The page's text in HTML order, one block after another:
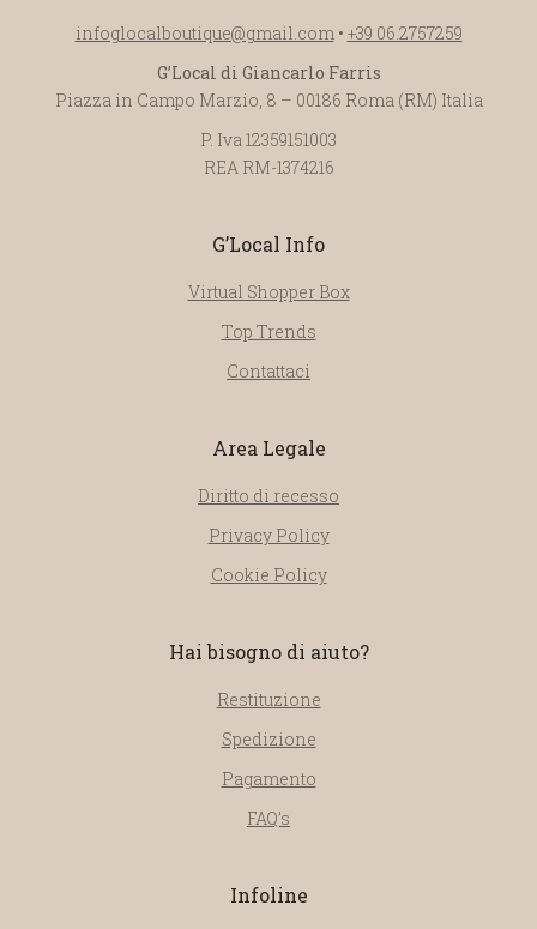
infoglocalboutique@gmail.com• +39 06.2757259
G’Local di Giancarlo Farris
Piazza in Campo Marzio, 8 – 00186 Roma (RM) Italia
P. Iva 12359151003
REA RM-1374216
G’Local Info
Virtual Shopper Box
Top Trends
Contattaci
Area Legale
Diritto di recesso
Privacy Policy
Cookie Policy
Hai bisogno di aiuto?
Restituzione
Spedizione
Pagamento
FAQ’s
Infoline